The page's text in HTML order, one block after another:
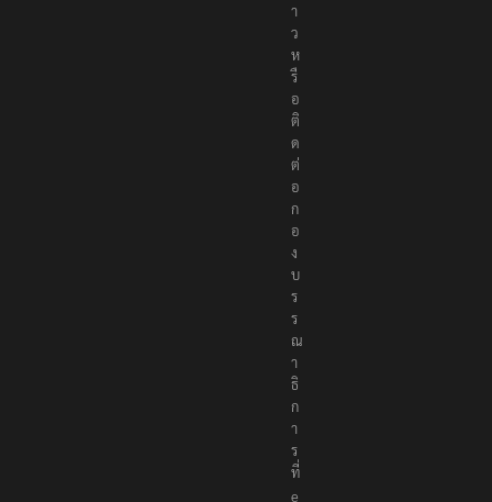
า
ว
ห
รื
อ
ติ
ด
ต่
อ
ก
อ
ง
บ
ร
ร
ณ
า
ธิ
ก
า
ร
ที่
e